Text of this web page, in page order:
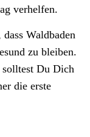
verhelfen.
Waldbaden
zu bleiben.
solltest Du Dich
die erste